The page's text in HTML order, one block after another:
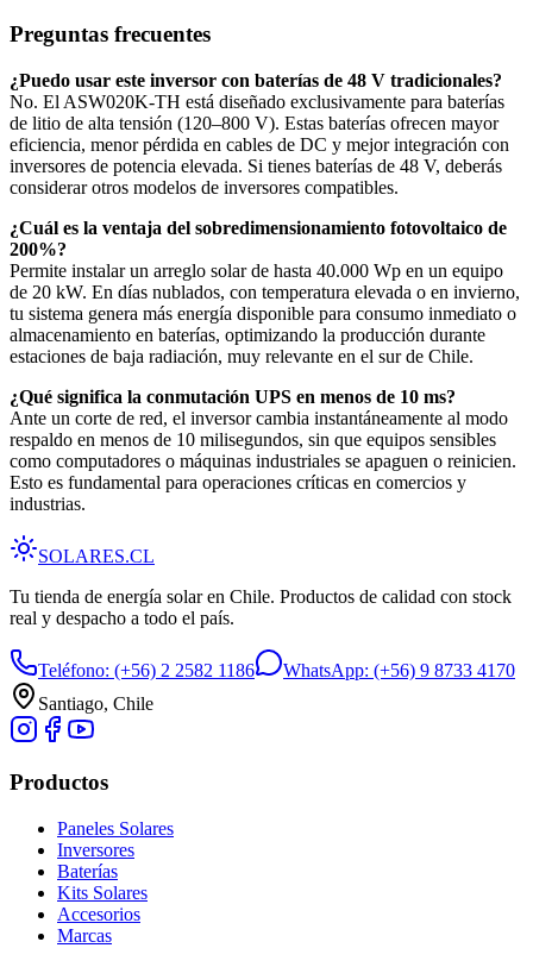
Preguntas frecuentes
¿Puedo usar este inversor con baterías de 48 V tradicionales?
No. El ASW020K-TH está diseñado exclusivamente para baterías
de litio de alta tensión (120–800 V). Estas baterías ofrecen mayor
eficiencia, menor pérdida en cables de DC y mejor integración con
inversores de potencia elevada. Si tienes baterías de 48 V, deberás
considerar otros modelos de inversores compatibles.
¿Cuál es la ventaja del sobredimensionamiento fotovoltaico de
200%?
Permite instalar un arreglo solar de hasta 40.000 Wp en un equipo
de 20 kW. En días nublados, con temperatura elevada o en invierno,
tu sistema genera más energía disponible para consumo inmediato o
almacenamiento en baterías, optimizando la producción durante
estaciones de baja radiación, muy relevante en el sur de Chile.
¿Qué significa la conmutación UPS en menos de 10 ms?
Ante un corte de red, el inversor cambia instantáneamente al modo
respaldo en menos de 10 milisegundos, sin que equipos sensibles
como computadores o máquinas industriales se apaguen o reinicien.
Esto es fundamental para operaciones críticas en comercios y
industrias.
SOLARES.CL
Tu tienda de energía solar en Chile. Productos de calidad con stock
real y despacho a todo el país.
Teléfono: (+56) 2 2582 1186 WhatsApp: (+56) 9 8733 4170
Santiago, Chile
Productos
Paneles Solares
Inversores
Baterías
Kits Solares
Accesorios
Marcas